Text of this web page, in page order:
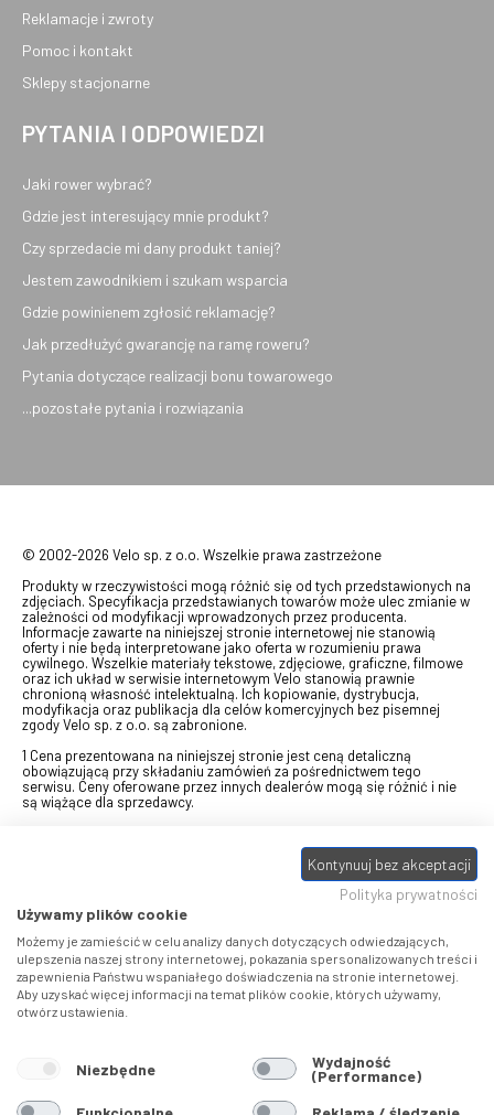
Reklamacje i zwroty
Pomoc i kontakt
Sklepy stacjonarne
PYTANIA I ODPOWIEDZI
Jaki rower wybrać?
Gdzie jest interesujący mnie produkt?
Czy sprzedacie mi dany produkt taniej?
Jestem zawodnikiem i szukam wsparcia
Gdzie powinienem zgłosić reklamację?
Jak przedłużyć gwarancję na ramę roweru?
Pytania dotyczące realizacji bonu towarowego
...pozostałe pytania i rozwiązania
© 2002-2026 Velo sp. z o.o. Wszelkie prawa zastrzeżone
Produkty w rzeczywistości mogą różnić się od tych przedstawionych na
zdjęciach. Specyfikacja przedstawianych towarów może ulec zmianie w
zależności od modyfikacji wprowadzonych przez producenta.
Informacje zawarte na niniejszej stronie internetowej nie stanowią
oferty i nie będą interpretowane jako oferta w rozumieniu prawa
cywilnego. Wszelkie materiały tekstowe, zdjęciowe, graficzne, filmowe
oraz ich układ w serwisie internetowym Velo stanowią prawnie
chronioną własność intelektualną. Ich kopiowanie, dystrybucja,
modyfikacja oraz publikacja dla celów komercyjnych bez pisemnej
zgody Velo sp. z o.o. są zabronione.
1 Cena prezentowana na niniejszej stronie jest ceną detaliczną
obowiązującą przy składaniu zamówień za pośrednictwem tego
serwisu. Ceny oferowane przez innych dealerów mogą się różnić i nie
są wiążące dla sprzedawcy.
swój bon" na towary z oferty VELO, aktualnie dostępnej na stronie
, w ramach sprzedaży premiowej. Dowiedz się jak
stronie promocji. Prezentowana wartość
eBonu uwzględnia fakt wyrażenia - w procesie rejestracji w Panelu
klienta- zgody na otrzymywanie drogą mailową informacji handlowo-
marketingowe, np. newsletter rowerowy. W przypadku braku zgody
wartość eBonu zostanie obniżona o 10 zł.
Pamiętaj, że eBony za produkty SIDI dotyczą zakupów w sklepach
SIDI Center, produkty Castelli zakupów w placówkach tworzących
Castelli Center.
Kontynuuj bez akceptacji
Polityka prywatności
Używamy plików cookie
Możemy je zamieścić w celu analizy danych dotyczących odwiedzających,
ulepszenia naszej strony internetowej, pokazania spersonalizowanych treści i
zapewnienia Państwu wspaniałego doświadczenia na stronie internetowej.
Aby uzyskać więcej informacji na temat plików cookie, których używamy,
otwórz ustawienia.
Niezbędne Wydajność
(Performance)